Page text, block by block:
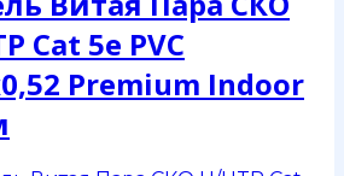
Сat 5e PVC
Premium Indoor